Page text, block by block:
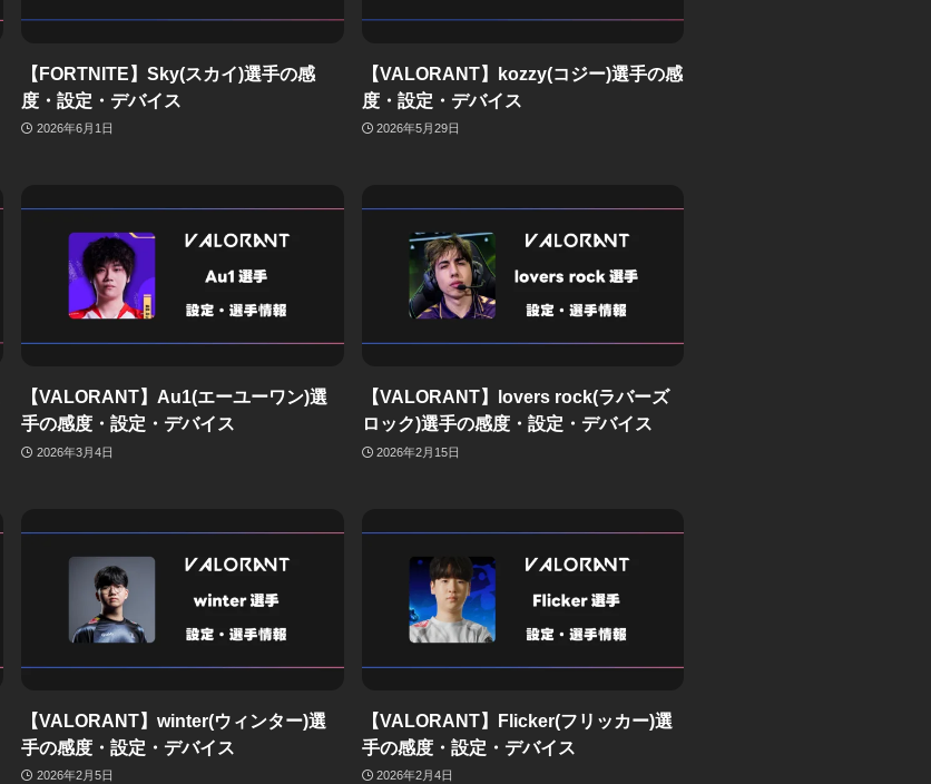
【FORTNITE】Sky(スカイ)選手の感
度・設定・デバイス
2026年6月1日
【VALORANT】kozzy(コジー)選手の感
度・設定・デバイス
2026年5月29日
【VALORANT】Au1(エーユーワン)選
手の感度・設定・デバイス
2026年3月4日
【VALORANT】lovers rock(ラバーズ
ロック)選手の感度・設定・デバイス
2026年2月15日
【VALORANT】winter(ウィンター)選
手の感度・設定・デバイス
2026年2月5日
【VALORANT】Flicker(フリッカー)選
手の感度・設定・デバイス
2026年2月4日